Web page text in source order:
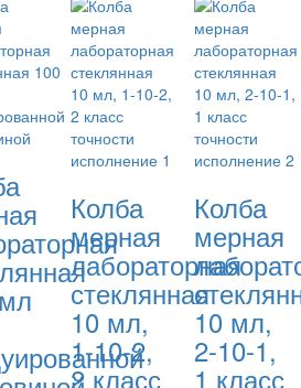
Колба
мерная
лабораторная
стеклянная
10 мл,
1-10-2,
2 класс
Колба
мерная
10 мл,
2-10-1,
1 класс